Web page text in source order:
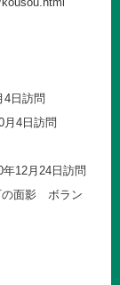
日訪問
4日訪問
12月24日訪問
の面影 ボラン